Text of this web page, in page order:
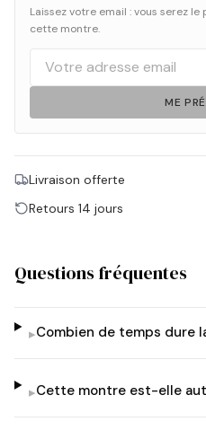
Laissez votre email : vous serez
cette montre.
ME
Livraison offerte
Retours 14 jours
Questions fréquentes
▸Combien de temps dure
▸Cette montre est-elle